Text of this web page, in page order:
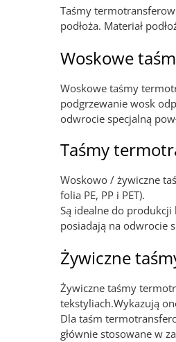
Taśmy
podłoża. Materiał
Woskowe
Woskowe taśmy
podgrzewanie wosk
odwrocie specjalną
Taśmy
Woskowo / żywiczne
folia PE, PP i PET).
Są idealne do
posiadają na odwrocie
Żywiczne
Żywiczne taśmy
tekstyliach.Wykazują
Dla taśm
głównie stosowane w